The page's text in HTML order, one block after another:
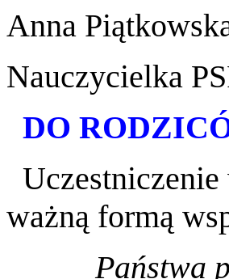
Anna
Nauczycielka
DO
ważną formą
Państwa